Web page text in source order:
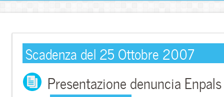
Scadenza del 25 Ottobre 2007
Presentazione denuncia